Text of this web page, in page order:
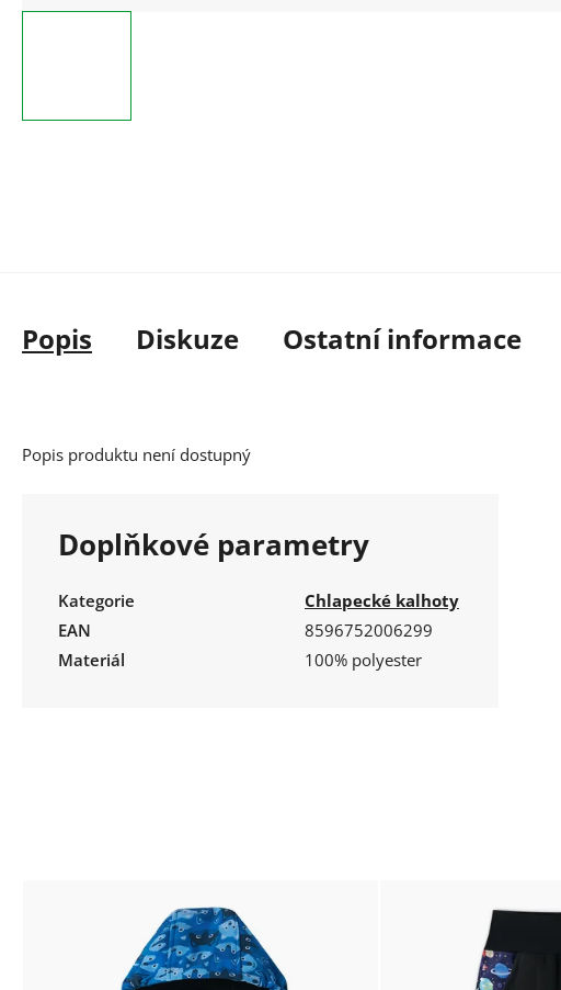
Popis Diskuze Ostatní informace
Popis produktu není dostupný
Doplňkové parametry
Kategorie
Chlapecké kalhoty
EAN
8596752006299
Materiál
100% polyester